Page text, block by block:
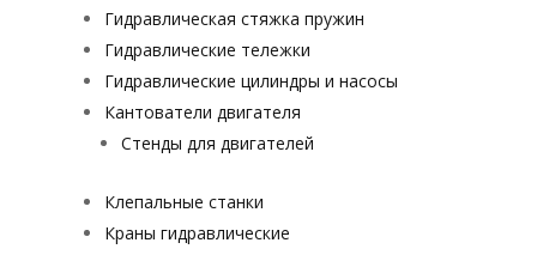
Гидравлическая стяжка пружин
Гидравлические тележки
Гидравлические цилиндры и насосы
Кантователи двигателя
Стенды для двигателей
Клепальные станки
Краны гидравлические